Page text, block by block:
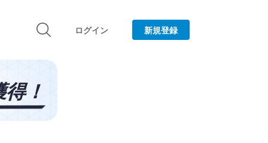
ログイン 新規登録